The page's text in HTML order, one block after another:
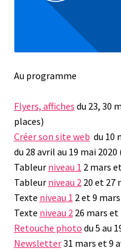
Au programme
Flyers, affiches du 23, 30
places)
Créer son site web du 10
du 28 avril au 19 mai
Tableur niveau 1 2 mars
Tableur niveau 2 20 et 27
Texte niveau 1 2 et 9
Texte niveau 2 26 mars et
Retouche photo du 5 au
Newsletter31 mars et 9